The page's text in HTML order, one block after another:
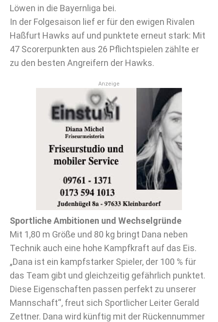
Löwen in die Bayernliga bei.
In der Folgesaison lief er für den ewigen Rivalen
Haßfurt Hawks auf und punktete erneut stark: Mit
47 Scorerpunkten aus 26 Pflichtspielen zählte er
zu den besten Angreifern der Hawks.
Anzeige
Sportliche Ambitionen und Wechselgründe
Mit 1,80 m Größe und 80 kg bringt Dana neben
Technik auch eine hohe Kampfkraft auf das Eis.
„Dana ist ein kampfstarker Spieler, der 100 % für
das Team gibt und gleichzeitig gefährlich punktet.
Diese Eigenschaften passen perfekt zu unserer
Mannschaft“, freut sich Sportlicher Leiter Gerald
Zettner. Dana wird künftig mit der Rückennummer